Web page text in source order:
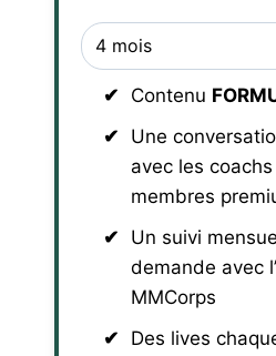
Contenu
Une
avec les
membres
Un suivi
demande avec
MMCorps
Des lives